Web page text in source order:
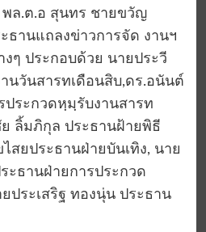
พล.ต.อ สุนทร ชายขวัญ
ธานแถลงข่าวการจัด งานฯ
ๆ ประกอบด้วย นายประวี
นวันสารทเดือนสิบ,ดร.อนันต์
ประกวดหฺมฺรับงานสารท
ลิ้มภิกุล ประธานฝ้ายพิธี
สยประธานฝ่ายบันเทิง, นาย
ะธานฝ่ายการประกวด
ประเสริฐ ทองนุ่น ประธาน